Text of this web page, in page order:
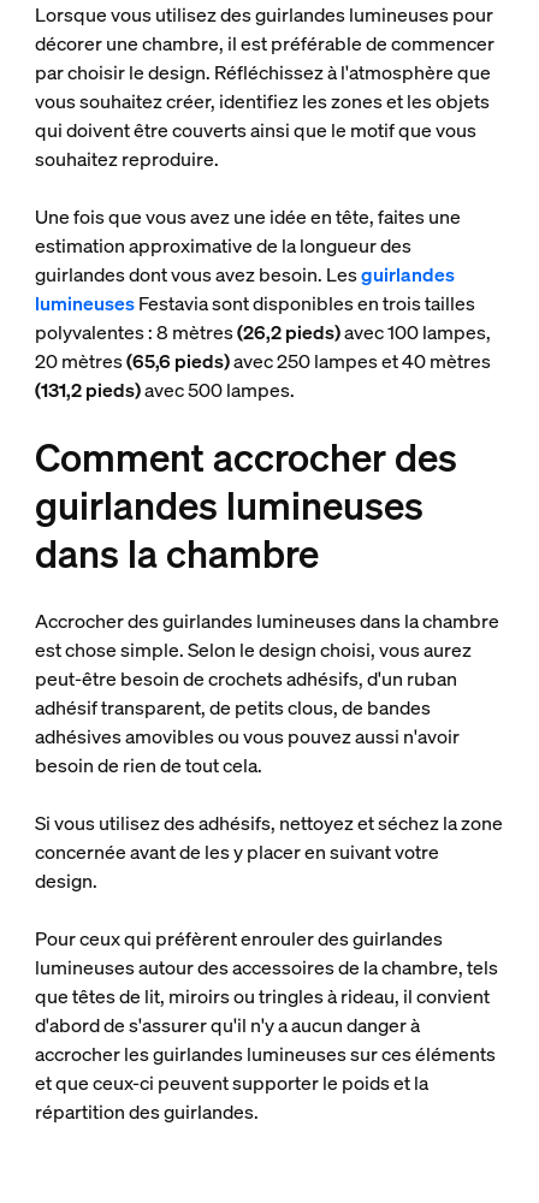
Lorsque vous utilisez des guirlandes lumineuses pour
décorer une chambre, il est préférable de commencer
par choisir le design. Réfléchissez à l'atmosphère que
vous souhaitez créer, identifiez les zones et les objets
qui doivent être couverts ainsi que le motif que vous
souhaitez reproduire.
Une fois que vous avez une idée en tête, faites une
estimation approximative de la longueur des
guirlandes dont vous avez besoin. Lesguirlandes
lumineusesFestavia sont disponibles en trois tailles
polyvalentes : 8 mètres(26,2 pieds)avec 100 lampes,
20 mètres(65,6 pieds)avec 250 lampes et 40 mètres
(131,2 pieds)avec 500 lampes.
Comment accrocher des
guirlandes lumineuses
dans la chambre
Accrocher des guirlandes lumineuses dans la chambre
est chose simple. Selon le design choisi, vous aurez
peut-être besoin de crochets adhésifs, d'un ruban
adhésif transparent, de petits clous, de bandes
adhésives amovibles ou vous pouvez aussi n'avoir
besoin de rien de tout cela.
Si vous utilisez des adhésifs, nettoyez et séchez la zone
concernée avant de les y placer en suivant votre
design.
Pour ceux qui préfèrent enrouler des guirlandes
lumineuses autour des accessoires de la chambre, tels
que têtes de lit, miroirs ou tringles à rideau, il convient
d'abord de s'assurer qu'il n'y a aucun danger à
accrocher les guirlandes lumineuses sur ces éléments
et que ceux-ci peuvent supporter le poids et la
répartition des guirlandes.